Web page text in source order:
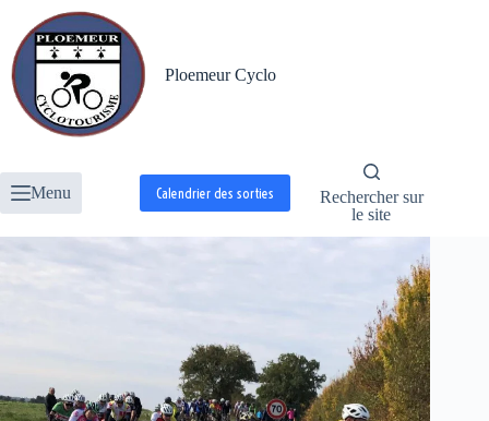
contenu
Ploemeur Cyclo
Menu Calendrier des sorties
Rechercher sur
le site